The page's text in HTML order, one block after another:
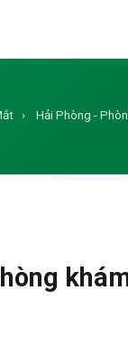
› Hải Phòng -